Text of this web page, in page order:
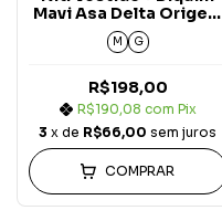
Mavi Asa Delta Origem
(3 peças)
M G
R$198,00
R$190,08 com Pix
3 x de R$66,00 sem juros
COMPRAR